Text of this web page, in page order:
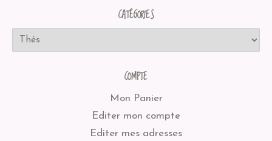
CATÉGORIES
COMPTE
Mon Panier
Editer mon compte
Editer mes adresses